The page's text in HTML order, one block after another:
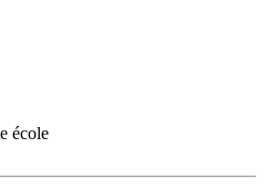
école